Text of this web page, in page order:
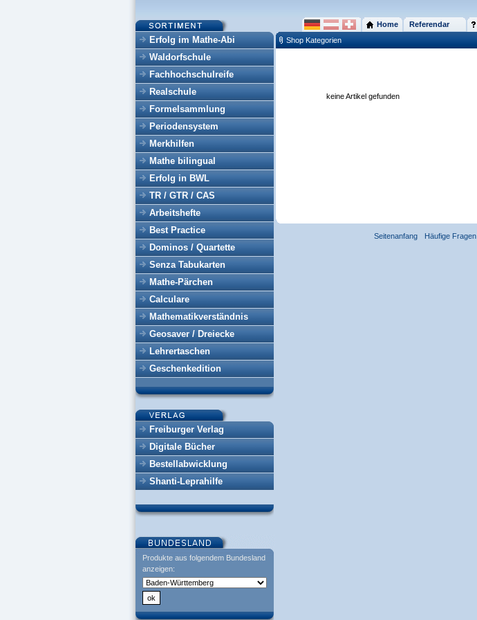
Erfolg im Mathe-Abi
Waldorfschule
Fachhochschulreife
Realschule
Formelsammlung
Periodensystem
Merkhilfen
Mathe bilingual
Erfolg in BWL
TR / GTR / CAS
Arbeitshefte
Best Practice
Dominos / Quartette
Senza Tabukarten
Mathe-Pärchen
Calculare
Mathematikverständnis
Geosaver / Dreiecke
Lehrertaschen
Geschenkedition
Freiburger Verlag
Digitale Bücher
Bestellabwicklung
Shanti-Leprahilfe
Produkte aus folgendem Bundesland
anzeigen:
Home Referendar
Shop Kategorien
keine Artikel gefunden
Seitenanfang Häufige Fragen